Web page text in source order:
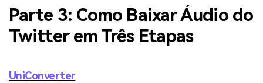
Parte 3: Como Baixar Áudio do
Twitter em Três Etapas
UniConverter